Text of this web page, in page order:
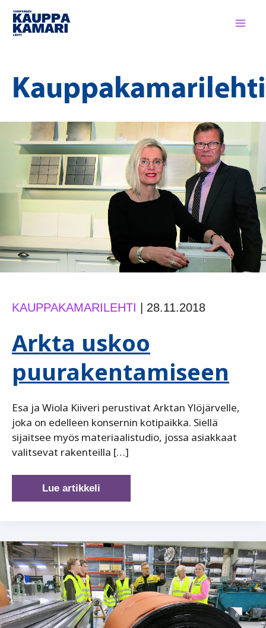
Siirry
sisältöön
Kauppakamarilehti
KAUPPAKAMARILEHTI 28.11.2018
Arkta uskoo
puurakentamiseen
Esa ja Wiola Kiiveri perustivat Arktan Ylöjärvelle,
joka on edelleen konsernin kotipaikka. Siellä
sijaitsee myös materiaalistudio, jossa asiakkaat
valitsevat rakenteilla […]
Arkta
uskoo
Lue artikkeli